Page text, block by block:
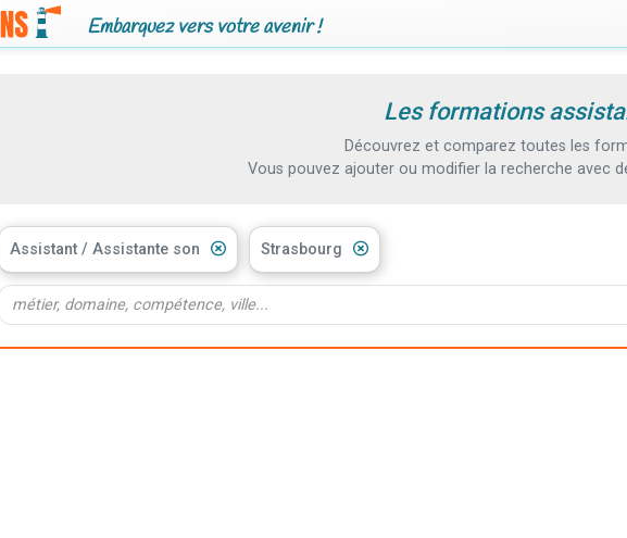
Embarquez vers votre avenir !
Les formations
Découvrez et comparez toutes les
Vous pouvez ajouter ou modifier la recherche avec
Assistant / Assistante son Strasbourg